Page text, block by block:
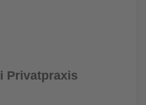
Privatpraxis